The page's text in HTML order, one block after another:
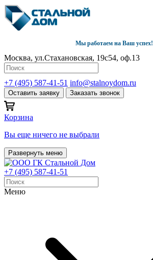
Мы работаем на Ваш успех!
Москва, ул.Стахановская, 19с54, оф.13
+7 (495) 587-41-51 info@stalnoydom.ru
Оставить заявку Заказать звонок
Корзина
Вы еще ничего не выбрали
Развернуть меню
+7 (495) 587-41-51
Меню